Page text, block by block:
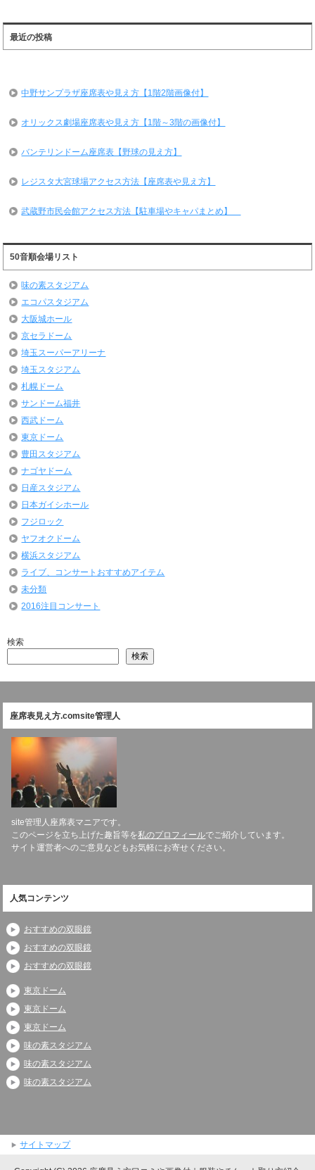
最近の投稿
中野サンプラザ座席表や見え方【1階2階画像付】
オリックス劇場座席表や見え方【1階～3階の画像付】
バンテリンドーム座席表【野球の見え方】
レジスタ大宮球場アクセス方法【座席表や見え方】
武蔵野市民会館アクセス方法【駐車場やキャパまとめ】
50音順会場リスト
味の素スタジアム
エコパスタジアム
大阪城ホール
京セラドーム
埼玉スーパーアリーナ
埼玉スタジアム
札幌ドーム
サンドーム福井
西武ドーム
東京ドーム
豊田スタジアム
ナゴヤドーム
日産スタジアム
日本ガイシホール
フジロック
ヤフオクドーム
横浜スタジアム
ライブ、コンサートおすすめアイテム
未分類
2016注目コンサート
検索
検索
座席表見え方.comsite管理人
site管理人座席表マニアです。
このページを立ち上げた趣旨等を私のプロフィールでご紹介しています。
サイト運営者へのご意見などもお気軽にお寄せください。
人気コンテンツ
おすすめの双眼鏡
おすすめの双眼鏡
おすすめの双眼鏡
東京ドーム
東京ドーム
東京ドーム
味の素スタジアム
味の素スタジアム
味の素スタジアム
サイトマップ